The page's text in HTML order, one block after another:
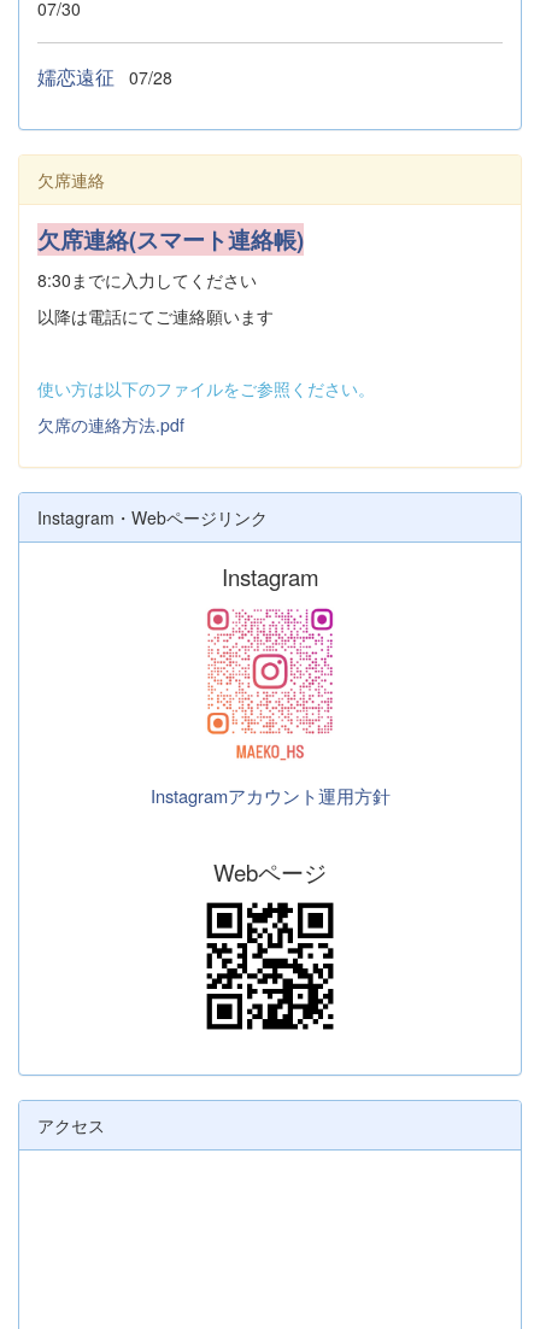
07/30
嬬恋遠征 07/28
欠席連絡
欠席連絡(スマート連絡帳)
8:30までに入力してください
以降は電話にてご連絡願います
使い方は以下のファイルをご参照ください。
欠席の連絡方法.pdf
Instagram・Webページリンク
Instagram
Instagramアカウント運用方針
Webページ
アクセス